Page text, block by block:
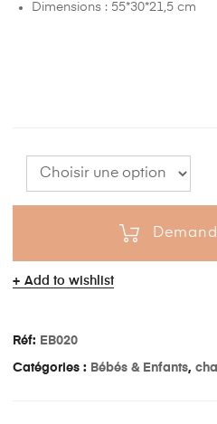
Dimensions : 55*30*21,5 cm
Add to wishlist
Réf: EB020
Catégories : Bébés & Enfants,